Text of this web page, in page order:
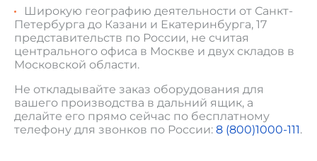
Широкую географию деятельности от Санкт-
Петербурга до Казани и Екатеринбурга, 17
представительств по России, не считая
центрального офиса в Москве и двух складов в
Московской области.
Не откладывайте заказ оборудования для
вашего производства в дальний ящик, а
делайте его прямо сейчас по бесплатному
телефону для звонков по России: 8 (800)1000-111.